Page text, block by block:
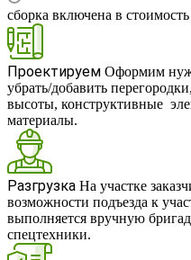
сборка включена в стоимость
RUB
Проектируем Оформим
убрать/добавить
высоты, конструктивные
материалы.
Разгрузка На участке
возможности подъезда к
выполняется вручную
спецтехники.